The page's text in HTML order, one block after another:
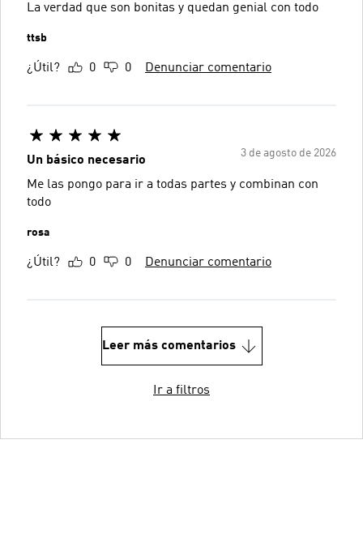
La verdad que son bonitas y quedan genial con todo
ttsb
¿Útil? 0 0 Denunciar comentario
3 de agosto de 2026
Un básico necesario
Me las pongo para ir a todas partes y combinan con
todo
rosa
¿Útil? 0 0 Denunciar comentario
Leer más comentarios
Ir a filtros